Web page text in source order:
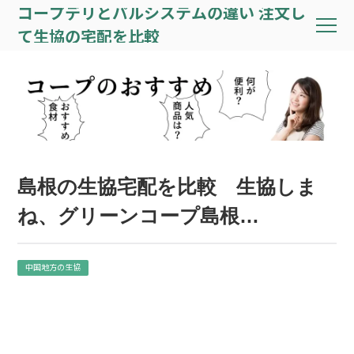
コープデリとパルシステムの違い 注文し
て生協の宅配を比較
島根の生協宅配を比較 生協しま
ね、グリーンコープ島根…
中国地方の生協